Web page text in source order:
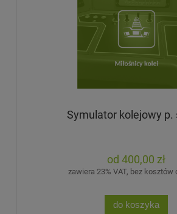
Symulator kolejowy p.
400,00 zł
zawiera 23% VAT, bez kosztów
do koszyka